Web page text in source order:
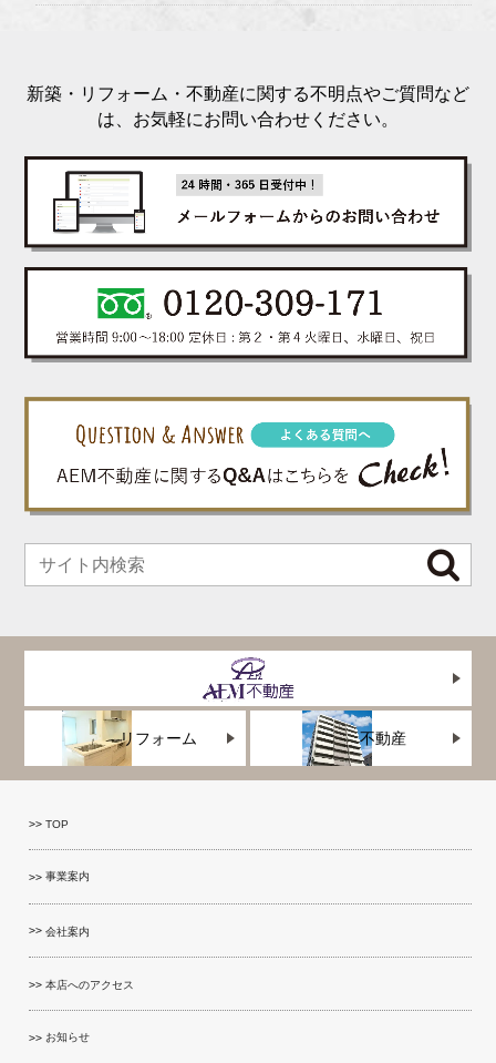
新築・リフォーム・不動産に関する不明点やご質問など
は、お気軽にお問い合わせください。
リフォーム 不動産
TOP
事業案内
会社案内
本店へのアクセス
お知らせ